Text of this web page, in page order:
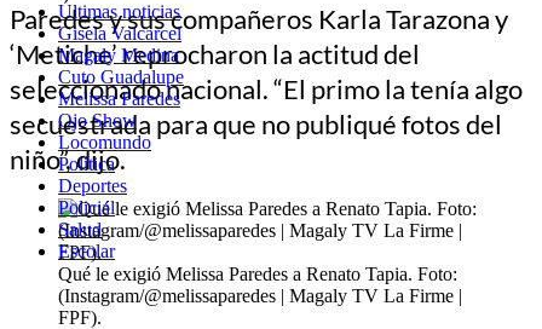
Últimas noticias
Gisela Valcarcel
Magaly Medina
Cuto Guadalupe
Melissa Paredes
Ojo Show
Locomundo
Política
Deportes
Policial
Salud
Escolar
Paredes y sus compañeros Karla Tarazona y
‘Metiche’ reprocharon la actitud del
seleccionado nacional. “El primo la tenía algo
secuestrada para que no publiqué fotos del
niño”, dijo.
Qué le exigió Melissa Paredes a Renato Tapia. Foto:
(Instagram/@melissaparedes | Magaly TV La Firme |
FPF).